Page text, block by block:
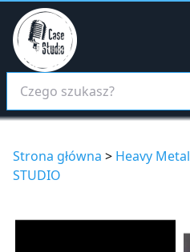
Strona główna > Heavy Metal
STUDIO